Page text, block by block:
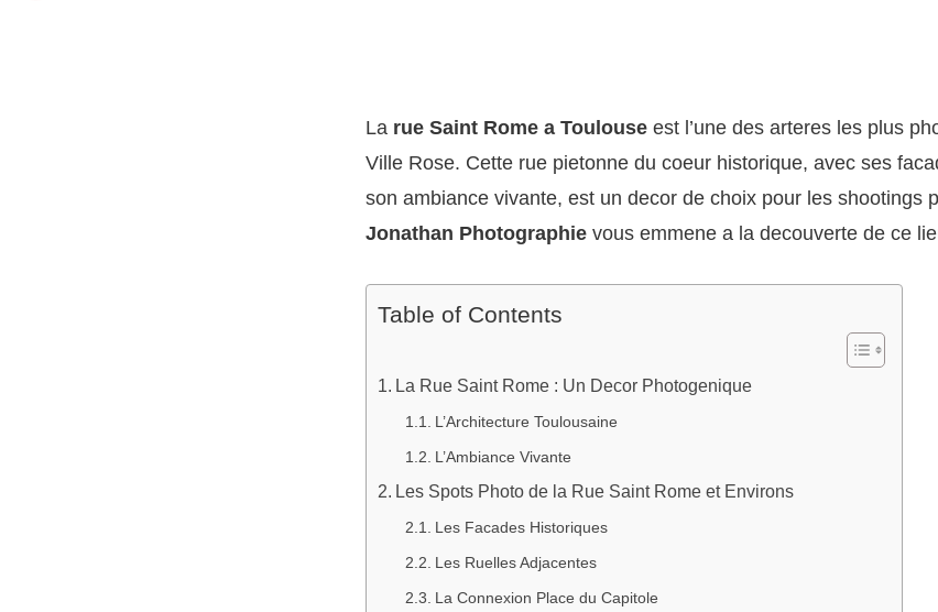
La rue Saint Rome a Toulouse est l’une des arteres les plus
Ville Rose. Cette rue pietonne du coeur historique, avec ses
son ambiance vivante, est un decor de choix pour les shootings
Jonathan Photographie vous emmene a la decouverte de ce
Table of Contents
La Rue Saint Rome : Un Decor Photogenique
L’Architecture Toulousaine
L’Ambiance Vivante
Les Spots Photo de la Rue Saint Rome et Environs
Les Facades Historiques
Les Ruelles Adjacentes
La Connexion Place du Capitole